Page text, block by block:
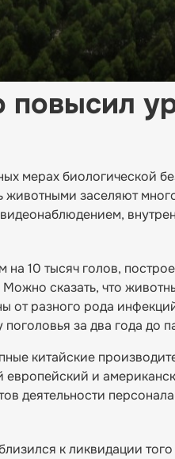
повысил
мерах биологической
животными заселяют
на 10 тысяч голов,
сказать, что
от разного рода
за два года до
китайские
и
деятельности
к ликвидации